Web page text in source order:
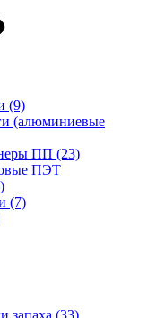
(9)
(алюминиевые
ПП (23)
ПЭТ
(7)
запаха (33)